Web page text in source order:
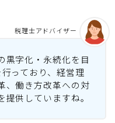
黒字化・永続化を目
っており、経営理
、働き方改革への対
供していますね。
税理士アドバイザー